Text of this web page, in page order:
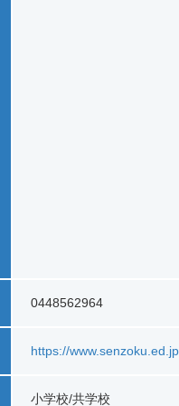
0448562964
https://
小学校/共学校